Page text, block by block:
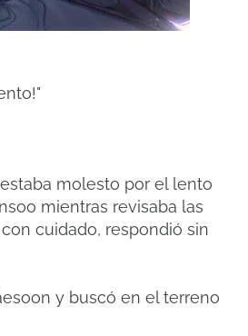
molesto por el lento
mientras revisaba las
cuidado, respondió sin
y buscó en el terreno